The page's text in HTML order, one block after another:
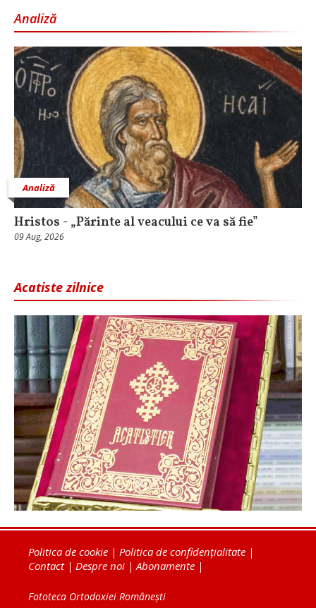
Analiză
Analiză
Hristos - „Părinte al veacului ce va să fie”
09 Aug, 2026
Acatiste zilnice
Politica de cookie | Politica de confidențialitate |
Contact| Despre noi |Abonamente |
Fototeca Ortodoxiei Românești